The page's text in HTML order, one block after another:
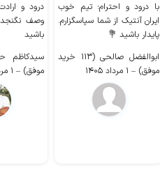
با درود و احترام؛ تیم خوب
ایران آنتیک از شما سپاسگزارم.
پایدار باشید 💐
ابوالفضل صالحی (۱۱۳ خرید
موفق) – ۱ مرداد ۱۴۰۵
درود و
وصف
باشید
موفق) – ۱ مرداد ۱۴۰۵